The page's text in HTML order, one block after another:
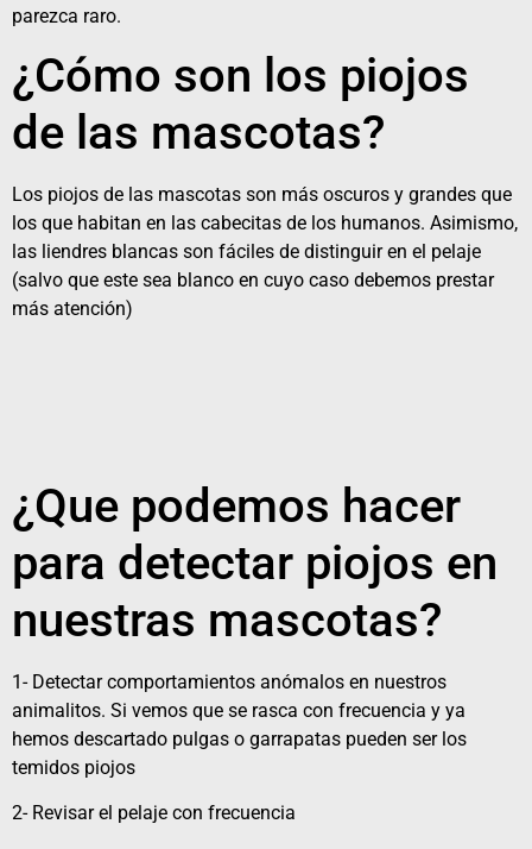
parezca raro.
¿Cómo son los piojos
de las mascotas?
Los piojos de las mascotas son más oscuros y grandes que
los que habitan en las cabecitas de los humanos. Asimismo,
las liendres blancas son fáciles de distinguir en el pelaje
(salvo que este sea blanco en cuyo caso debemos prestar
más atención)
¿Que podemos hacer
para detectar piojos en
nuestras mascotas?
1- Detectar comportamientos anómalos en nuestros
animalitos. Si vemos que se rasca con frecuencia y ya
hemos descartado pulgas o garrapatas pueden ser los
temidos piojos
2- Revisar el pelaje con frecuencia